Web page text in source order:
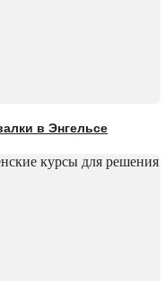
в Энгельсе